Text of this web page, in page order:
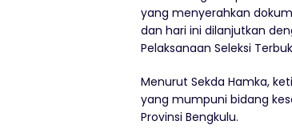
yang menyerahkan
dan hari ini dilanjutkan
Pelaksanaan Seleksi
Menurut Sekda Hamka,
yang mumpuni bidang
Provinsi Bengkulu.